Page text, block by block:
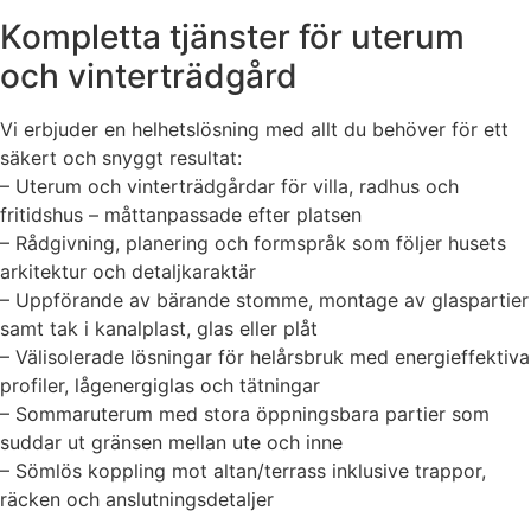
Kompletta tjänster för uterum
och vinterträdgård
Vi erbjuder en helhetslösning med allt du behöver för ett
säkert och snyggt resultat:
– Uterum och vinterträdgårdar för villa, radhus och
fritidshus – måttanpassade efter platsen
– Rådgivning, planering och formspråk som följer husets
arkitektur och detaljkaraktär
– Uppförande av bärande stomme, montage av glaspartier
samt tak i kanalplast, glas eller plåt
– Välisolerade lösningar för helårsbruk med energieffektiva
profiler, lågenergiglas och tätningar
– Sommaruterum med stora öppningsbara partier som
suddar ut gränsen mellan ute och inne
– Sömlös koppling mot altan/terrass inklusive trappor,
räcken och anslutningsdetaljer